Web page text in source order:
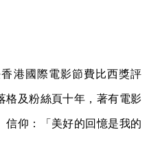
港國際電影節費比西獎評
格及粉絲頁十年，著有電影
信仰：「美好的回憶是我的